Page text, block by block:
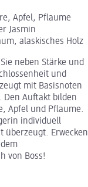
Apfel, Pflaume
Jasmin
alaskisches Holz
neben Stärke und
und
mit Basisnoten
Den Auftakt bilden
Apfel und Pflaume.
individuell
überzeugt. Erwecken
von Boss!